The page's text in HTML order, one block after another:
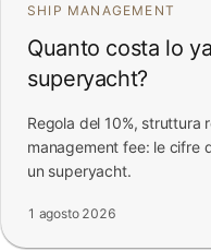
SHIP MANAGEMENT
Quanto costa lo
superyacht?
Regola del 10%, struttura
management fee: le cifre
un superyacht.
1 agosto 2026